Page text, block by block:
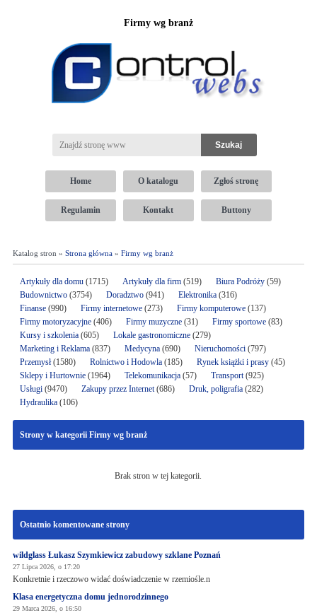
Firmy wg branż
Home O katalogu Zgłoś stronę
Regulamin Kontakt Buttony
Katalog stron » Strona główna» Firmy wg branż
Artykuły dla domu(1715) Artykuły dla firm(519) Biura Podróży(59)
Budownictwo(3754) Doradztwo(941) Elektronika (316)
Finanse(990) Firmy internetowe (273) Firmy komputerowe(137)
Firmy motoryzacyjne(406) Firmy muzyczne(31) Firmy sportowe(83)
Kursy i szkolenia(605) Lokale gastronomiczne(279)
Marketing i Reklama(837) Medycyna(690) Nieruchomości(797)
Przemysł(1580) Rolnictwo i Hodowla(185) Rynek książki i prasy(45)
Sklepy i Hurtownie(1964) Telekomunikacja(57) Transport(925)
Usługi(9470) Zakupy przez Internet(686) Druk, poligrafia(282)
Hydraulika(106)
Strony w kategorii Firmy wg branż
Brak stron w tej kategorii.
Ostatnio komentowane strony
wildglass Łukasz Szymkiewicz zabudowy szklane Poznań
27 Lipca 2026, o 17:20
Konkretnie i rzeczowo widać doświadczenie w rzemiośle.n
Klasa energetyczna domu jednorodzinnego
29 Marca 2026, o 16:50